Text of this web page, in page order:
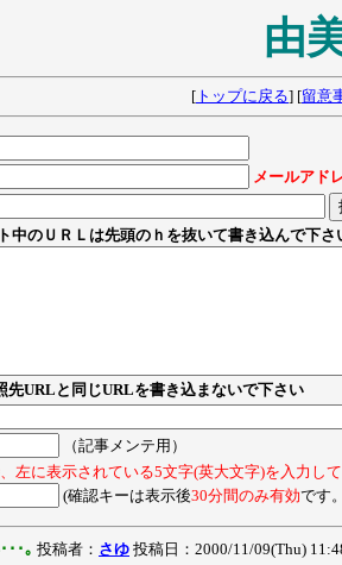
由
[ トップに戻る] [留意
メールアド
中のＵＲＬは先頭のｈを抜いて書き込んで下さ
先URLと同じURLを書き込まないで下さい
（記事メンテ用）
左に表示されている5文字(英大文字)を入力し
(確認キーは表示後30分間のみ有効です
･･｡ 投稿者： さゆ 投稿日：2000/11/09(Thu)